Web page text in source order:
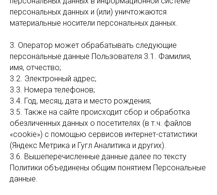
персональных данных и (или) уничтожаются
материальные носители персональных данных.
3. Оператор может обрабатывать следующие
персональные данные Пользователя 3.1. Фамилия,
имя, отчество;
3.2. Электронный адрес;
3.3. Номера телефонов;
3.4. Год, месяц, дата и место рождения;
3.5. Также на сайте происходит сбор и обработка
обезличенных данных о посетителях (в т.ч. файлов
«cookie») с помощью сервисов интернет-статистики
(Яндекс Метрика и Гугл Аналитика и других).
3.6. Вышеперечисленные данные далее по тексту
Политики объединены общим понятием Персональные
данные.